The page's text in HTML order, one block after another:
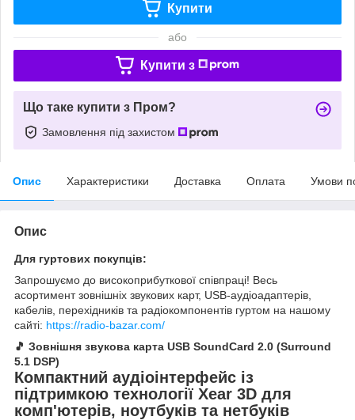
Купити
або
Купити з
Що таке купити з Пром?
Замовлення під захистом
Опис Характеристики Доставка Оплата Умови
Опис
Для гуртових покупців:
Запрошуємо до високоприбуткової співпраці! Весь
асортимент зовнішніх звукових карт, USB-аудіоадаптерів,
кабелів, перехідників та радіокомпонентів гуртом на нашому
сайті: https://radio-bazar.com/
🎵 Зовнішня звукова карта USB SoundCard 2.0 (Surround
5.1 DSP)
Компактний аудіоінтерфейс із
підтримкою технології Xear 3D для
комп'ютерів, ноутбуків та нетбуків